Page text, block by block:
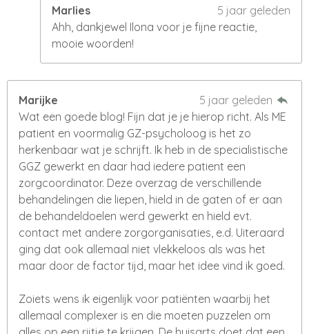
Marlies
5 jaar geleden
Ahh, dankjewel Ilona voor je fijne reactie,
mooie woorden!
Marijke
5 jaar geleden
Wat een goede blog! Fijn dat je je hierop richt. Als ME
patient en voormalig GZ-psycholoog is het zo
herkenbaar wat je schrijft. Ik heb in de specialistische
GGZ gewerkt en daar had iedere patient een
zorgcoordinator. Deze overzag de verschillende
behandelingen die liepen, hield in de gaten of er aan
de behandeldoelen werd gewerkt en hield evt.
contact met andere zorgorganisaties, e.d. Uiteraard
ging dat ook allemaal niet vlekkeloos als was het
maar door de factor tijd, maar het idee vind ik goed.
Zoiets wens ik eigenlijk voor patiënten waarbij het
allemaal complexer is en die moeten puzzelen om